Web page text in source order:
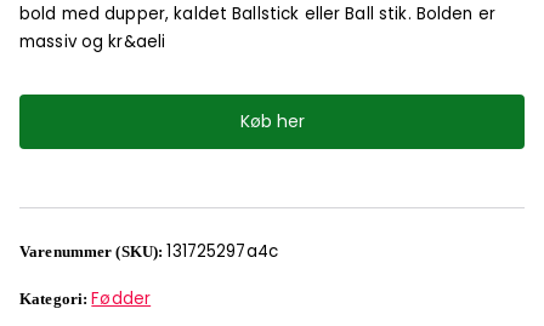
bold med dupper, kaldet Ballstick eller Ball stik. Bolden er
massiv og kr&aeli
Køb her
Varenummer (SKU): 131725297a4c
Kategori: Fødder